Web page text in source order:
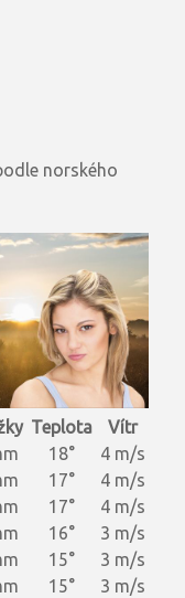
norského
Teplota
Vítr
18°
4 m/s
17°
4 m/s
17°
4 m/s
16°
3 m/s
15°
3 m/s
15°
3 m/s